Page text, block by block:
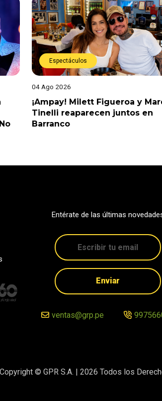
Espectáculos
04 Ago 2026
¡Ampay! Milett Figueroa y
Tinelli reaparecen juntos en
Barranco
Entérate de las últimas
Enviar
ventas@grp.pe
Copyright © GPR S.A. | 2026 Todos los